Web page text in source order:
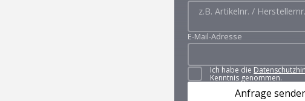
E-Mail-Adresse
Ich habe die
Kenntnis genommen.
Anfrage